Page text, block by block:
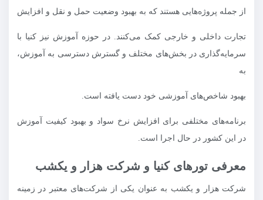
از جمله پروژه‌هایی هستند که به بهبود وضعیت حمل و نقل و افزایش
تجارت داخلی و خارجی کمک می‌کنند. در حوزه آموزش نیز کنیا با
سرمایه‌گذاری در بخش‌های مختلف و گسترش دسترسی به آموزش،
به
بهبود شاخص‌های آموزشی خود دست یافته است.
برنامه‌های مختلفی برای افزایش نرخ سواد و بهبود کیفیت آموزش
در این کشور در حال اجرا است.
معرفی تورهای کنیا و شرکت هزار و یکشب
شرکت هزار و یکشب به عنوان یکی از شرکت‌های معتبر در زمینه